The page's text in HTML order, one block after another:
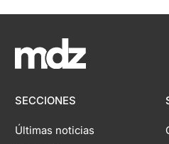
SECCIONES
Últimas noticias